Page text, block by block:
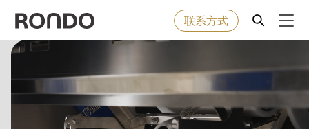
Skip
content
联系方式
烘焙食品
机器&工业型设备
Error
message
Deprecated
function:
mb_substr():